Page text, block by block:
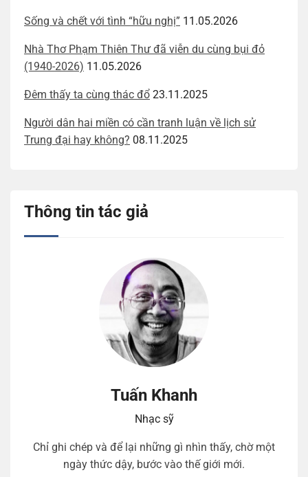
Sống và chết với tình “hữu nghị” 11.05.2026
Nhà Thơ Phạm Thiên Thư đã viễn du cùng bụi đỏ
(1940-2026) 11.05.2026
Đêm thấy ta cùng thác đổ 23.11.2025
Người dân hai miền có cần tranh luận về lịch sử
Trung đại hay không? 08.11.2025
Thông tin tác giả
Tuấn Khanh
Nhạc sỹ
Chỉ ghi chép và để lại những gì nhìn thấy, chờ một
ngày thức dậy, bước vào thế giới mới.